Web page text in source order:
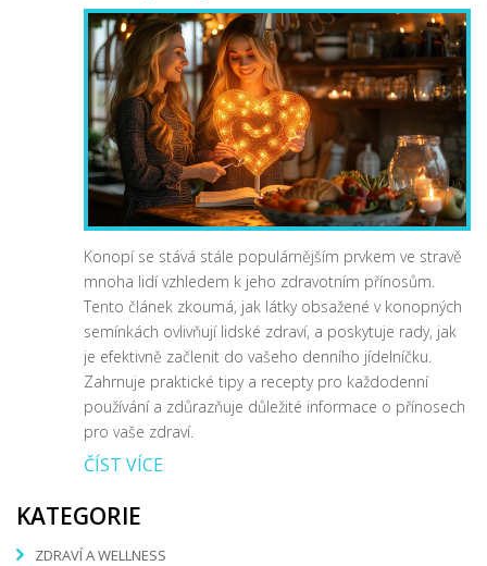
Konopí se stává stále populárnějším prvkem ve stravě
mnoha lidí vzhledem k jeho zdravotním přínosům.
Tento článek zkoumá, jak látky obsažené v konopných
semínkách ovlivňují lidské zdraví, a poskytuje rady, jak
je efektivně začlenit do vašeho denního jídelníčku.
Zahrnuje praktické tipy a recepty pro každodenní
používání a zdůrazňuje důležité informace o přínosech
pro vaše zdraví.
ČÍST VÍCE
KATEGORIE
ZDRAVÍ A WELLNESS